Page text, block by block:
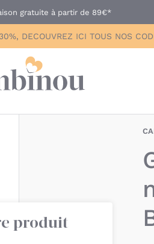
gratuite à partir de 89€*
DECOUVREZ ICI TOUS NOS
produit